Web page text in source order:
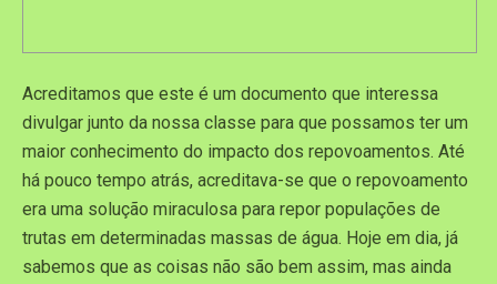
Acreditamos que este é um documento que interessa
divulgar junto da nossa classe para que possamos ter um
maior conhecimento do impacto dos repovoamentos. Até
há pouco tempo atrás, acreditava-se que o repovoamento
era uma solução miraculosa para repor populações de
trutas em determinadas massas de água. Hoje em dia, já
sabemos que as coisas não são bem assim, mas ainda